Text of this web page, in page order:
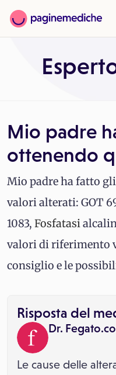
Mio padre
ottenendo
Mio padre ha fatto
valori alterati: GOT
1083, Fosfatasi
valori di riferimento
consiglio e le
Risposta del
Dr.
Le cause delle